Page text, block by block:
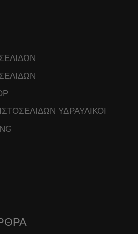
ΥΔΡΑΥΛΙΚΟΙ